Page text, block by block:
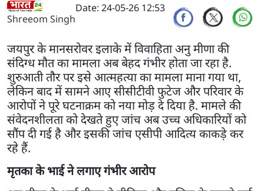
Shreeom Singh
Date: 24-05-26 12:53
जयपुर के मानसरोवर इलाके में विवाहिता अनु मीणा की
संदिग्ध मौत का मामला अब बेहद गंभीर होता जा रहा है.
शुरुआती तौर पर इसे आत्महत्या का मामला माना गया था,
लेकिन बाद में सामने आए सीसीटीवी फुटेज और परिवार के
आरोपों ने पूरे घटनाक्रम को नया मोड़ दे दिया है. मामले की
संवेदनशीलता को देखते हुए जांच अब उच्च अधिकारियों को
सौंप दी गई है और इसकी जांच एसीपी आदित्य काकड़े कर
रहे हैं.
मृतका के भाई ने लगाए गंभीर आरोप